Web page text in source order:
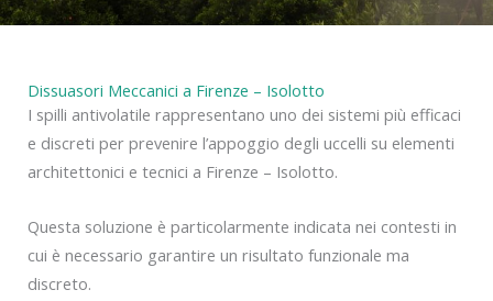
Dissuasori Meccanici a Firenze – Isolotto
I spilli antivolatile rappresentano uno dei sistemi più efficaci
e discreti per prevenire l’appoggio degli uccelli su elementi
architettonici e tecnici a Firenze – Isolotto.
Questa soluzione è particolarmente indicata nei contesti in
cui è necessario garantire un risultato funzionale ma
discreto.